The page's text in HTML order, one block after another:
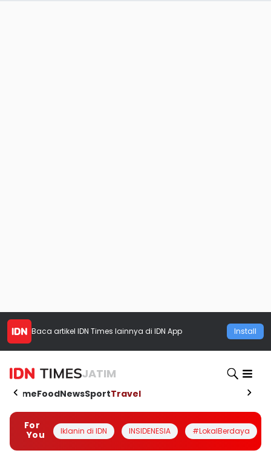
Baca artikel IDN Times lainnya di IDN App Install
JATIM
HomeFoodNewsSportTravel
For
You
Iklanin di IDN INSIDENESIA #LokalBerdaya